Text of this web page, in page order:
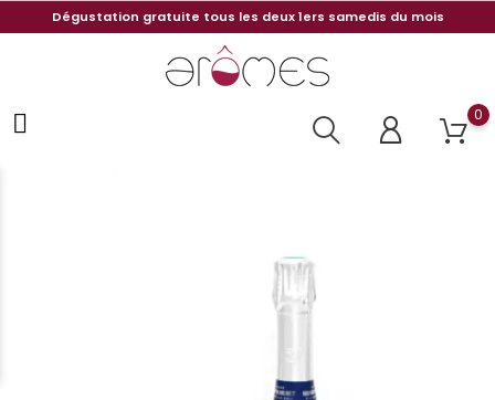
Dégustation gratuite tous les deux 1ers samedis du mois
0